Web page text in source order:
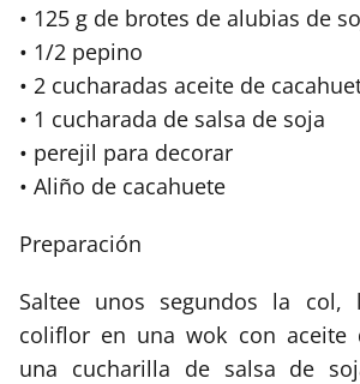
• 125 g de brotes de alubias de
• 1/2 pepino
• 2 cucharadas aceite de
• 1 cucharada de salsa de soja
• perejil para decorar
• Aliño de cacahuete
Preparación
Saltee unos segundos la
coliflor en una wok con aceite
una cucharilla de salsa de